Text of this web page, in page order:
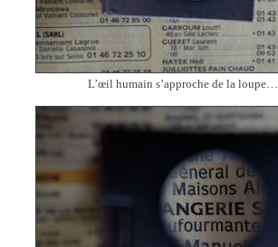
L’œil humain s’approche de la loupe…